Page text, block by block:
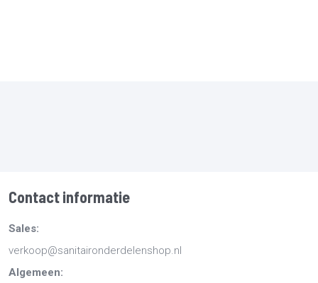
Contact informatie
Sales:
verkoop@sanitaironderdelenshop.nl
Algemeen: